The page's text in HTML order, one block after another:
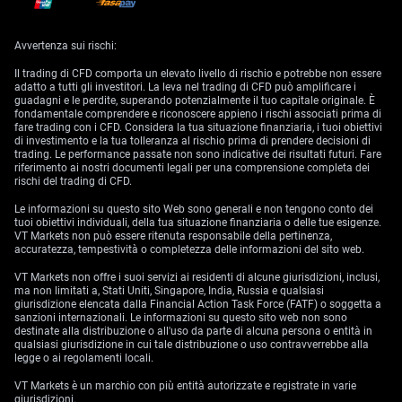
bars is vast, it indicates that the price made a
these might indicate a period of extreme volatility.
Source: VT
Markets
MT4-VIP
Not only can you see how prices are displayed in terms
of bars in the same XAUUSD chart example above, but
you can also see how there are periods of high and low
volatility. This is very important in trading because it
identifies periods and locations of high interest and
indecision.
Candlestick Charts
Avvertenza sui rischi:
Il trading di CFD comporta un elevato livello di rischio e potrebbe non essere
adatto a tutti gli investitori. La leva nel trading di CFD può amplificare i
guadagni e le perdite, superando potenzialmente il tuo capitale originale. È
fondamentale comprendere e riconoscere appieno i rischi associati prima di
fare trading con i CFD. Considera la tua situazione finanziaria, i tuoi obiettivi
di investimento e la tua tolleranza al rischio prima di prendere decisioni di
trading. Le performance passate non sono indicative dei risultati futuri. Fare
riferimento ai nostri documenti legali per una comprensione completa dei
rischi del trading di CFD.
Le informazioni su questo sito Web sono generali e non tengono conto dei
tuoi obiettivi individuali, della tua situazione finanziaria o delle tue esigenze.
VT Markets non può essere ritenuta responsabile della pertinenza,
accuratezza, tempestività o completezza delle informazioni del sito web.
VT Markets non offre i suoi servizi ai residenti di alcune giurisdizioni, inclusi,
ma non limitati a, Stati Uniti, Singapore, India, Russia e qualsiasi
giurisdizione elencata dalla Financial Action Task Force (FATF) o soggetta a
sanzioni internazionali. Le informazioni su questo sito web non sono
destinate alla distribuzione o all'uso da parte di alcuna persona o entità in
qualsiasi giurisdizione in cui tale distribuzione o uso contravverrebbe alla
legge o ai regolamenti locali.
VT Markets è un marchio con più entità autorizzate e registrate in varie